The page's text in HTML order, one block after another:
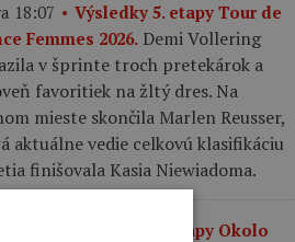
18:07
Výsledky 5. etapy Tour de
Femmes 2026. Demi Vollering
v šprinte troch pretekárok a
favoritiek na žltý dres. Na
mieste skončila Marlen Reusser,
aktuálne vedie celkovú klasifikáciu
finišovala Kasia Niewiadoma.
Výsledky 2. etapy Okolo